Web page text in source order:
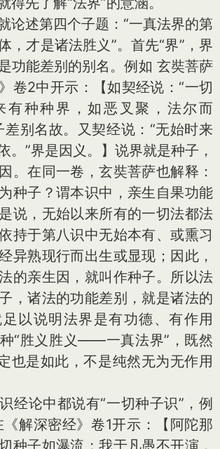
述第四个子题：“一真法界的第
，才是诸法胜义”。首先“界”，界
功能差别的别名。例如 玄奘菩萨
卷2中开示：【如契经说：“一切
有种种界，如恶叉聚，法尔而
差别名故。又契经说：“无始时来
。”界是因义。】说界就是种子，
。在同一卷，玄奘菩萨也解释：
为种子？谓本识中，亲生自果功能
说，无始以来所有的一切法都法
持于第八识中无始本有、或熏习
异熟现行而出生或显现；因此，
的亲生因，就叫作种子。所以法
，诸法的功能差别，就是诸法的
以说明法界是有功德、有作用
“胜义胜义——一真法界”，既然
也是如此，不是纯然无为无作用
论中都说有“一切种子识”，例
解深密经》卷1开示：【阿陀那
种子如瀑流；我于凡愚不开演，